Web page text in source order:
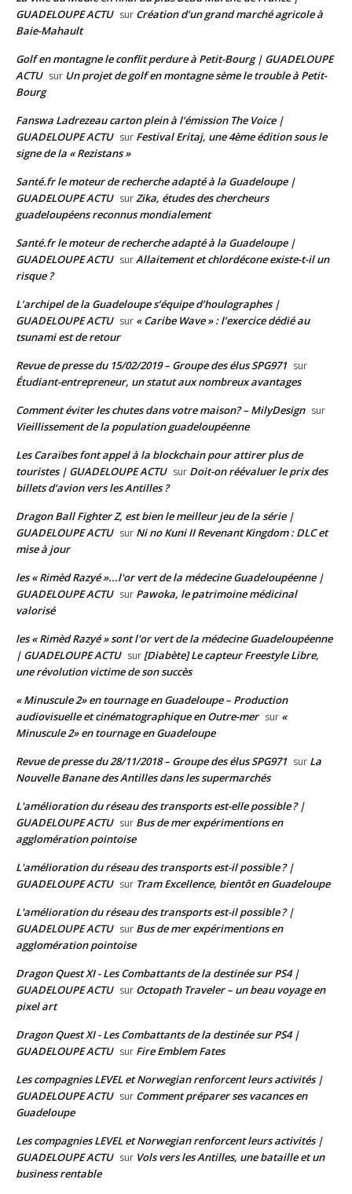
GUADELOUPE ACTU sur Création d’un grand marché agricole à
Baie-Mahault
Golf en montagne le conflit perdure à Petit-Bourg | GUADELOUPE
ACTU sur Un projet de golf en montagne sème le trouble à Petit-
Bourg
Fanswa Ladrezeau carton plein à l’émission The Voice |
GUADELOUPE ACTU sur Festival Eritaj, une 4ème édition sous le
signe de la « Rezistans »
Santé.fr le moteur de recherche adapté à la Guadeloupe |
GUADELOUPE ACTU surZika, études des chercheurs
guadeloupéens reconnus mondialement
Santé.fr le moteur de recherche adapté à la Guadeloupe |
GUADELOUPE ACTU surAllaitement et chlordécone existe-t-il un
risque ?
L’archipel de la Guadeloupe s’équipe d’houlographes |
GUADELOUPE ACTU sur « Caribe Wave » : l’exercice dédié au
tsunami est de retour
Revue de presse du 15/02/2019 – Groupe des élus SPG971 sur
Étudiant-entrepreneur, un statut aux nombreux avantages
Comment éviter les chutes dans votre maison? – MilyDesign sur
Vieillissement de la population guadeloupéenne
Les Caraïbes font appel à la blockchain pour attirer plus de
touristes | GUADELOUPE ACTU sur Doit-on réévaluer le prix des
billets d’avion vers les Antilles ?
Dragon Ball Fighter Z, est bien le meilleur jeu de la série |
GUADELOUPE ACTU sur Ni no Kuni II Revenant Kingdom : DLC et
mise à jour
les « Rimèd Razyé »...l'or vert de la médecine Guadeloupéenne |
GUADELOUPE ACTU sur Pawoka, le patrimoine médicinal
valorisé
les « Rimèd Razyé » sont l'or vert de la médecine Guadeloupéenne
| GUADELOUPE ACTU sur [Diabète] Le capteur Freestyle Libre,
une révolution victime de son succès
« Minuscule 2» en tournage en Guadeloupe – Production
audiovisuelle et cinématographique en Outre-mer sur «
Minuscule 2» en tournage en Guadeloupe
Revue de presse du 28/11/2018 – Groupe des élus SPG971 sur La
Nouvelle Banane des Antilles dans les supermarchés
L'amélioration du réseau des transports est-elle possible ? |
GUADELOUPE ACTU sur Bus de mer expérimentions en
agglomération pointoise
L'amélioration du réseau des transports est-il possible ? |
GUADELOUPE ACTU sur Tram Excellence, bientôt en Guadeloupe
L'amélioration du réseau des transports est-il possible ? |
GUADELOUPE ACTU sur Bus de mer expérimentions en
agglomération pointoise
Dragon Quest XI - Les Combattants de la destinée sur PS4 |
GUADELOUPE ACTU sur Octopath Traveler – un beau voyage en
pixel art
Dragon Quest XI - Les Combattants de la destinée sur PS4 |
GUADELOUPE ACTU sur Fire Emblem Fates
Les compagnies LEVEL et Norwegian renforcent leurs activités |
GUADELOUPE ACTU sur Comment préparer ses vacances en
Guadeloupe
Les compagnies LEVEL et Norwegian renforcent leurs activités |
GUADELOUPE ACTU sur Vols vers les Antilles, une bataille et un
business rentable